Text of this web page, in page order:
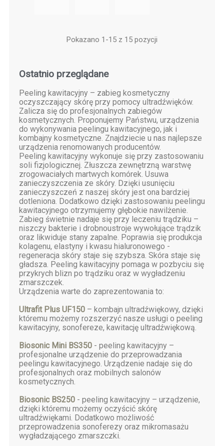
Pokazano 1-15 z 15 pozycji
Ostatnio przeglądane
Peeling kawitacyjny – zabieg kosmetyczny
oczyszczający skórę przy pomocy ultradźwięków.
Zalicza się do profesjonalnych zabiegów
kosmetycznych. Proponujemy Państwu, urządzenia
do wykonywania peelingu kawitacyjnego, jak i
kombajny kosmetyczne. Znajdziecie u nas najlepsze
urządzenia renomowanych producentów.
Peeling kawitacyjny wykonuje się przy zastosowaniu
soli fizjologicznej. Złuszcza zewnętrzną warstwę
zrogowaciałych martwych komórek. Usuwa
zanieczyszczenia ze skóry. Dzięki usunięciu
zanieczyszczeń z naszej skóry jest ona bardziej
dotleniona. Dodatkowo dzięki zastosowaniu peelingu
kawitacyjnego otrzymujemy głębokie nawilżenie.
Zabieg świetnie nadaje się przy leczeniu trądziku –
niszczy bakterie i drobnoustroje wywołujące trądzik
oraz likwiduje stany zapalne. Poprawia się produkcja
kolagenu, elastyny i kwasu hialuronowego -
regeneracja skóry staje się szybsza. Skóra staje się
gładsza. Peeling kawitacyjny pomaga w pozbyciu się
przykrych blizn po trądziku oraz w wygładzeniu
zmarszczek.
Urządzenia warte do zaprezentowania to:
Ultrafit Plus UF150 – kombajn ultradźwiękowy, dzięki
któremu możemy rozszerzyć nasze usługi o peeling
kawitacyjny, sonofereze, kawitację ultradźwiękową.
Biosonic Mini BS350 - peeling kawitacyjny –
profesjonalne urządzenie do przeprowadzania
peelingu kawitacyjnego. Urządzenie nadaje się do
profesjonalnych oraz mobilnych salonów
kosmetycznych.
Biosonic BS250 - peeling kawitacyjny – urządzenie,
dzięki któremu możemy oczyścić skórę
ultradźwiękami. Dodatkowo możliwość
przeprowadzenia sonoferezy oraz mikromasażu
wygładzającego zmarszczki.